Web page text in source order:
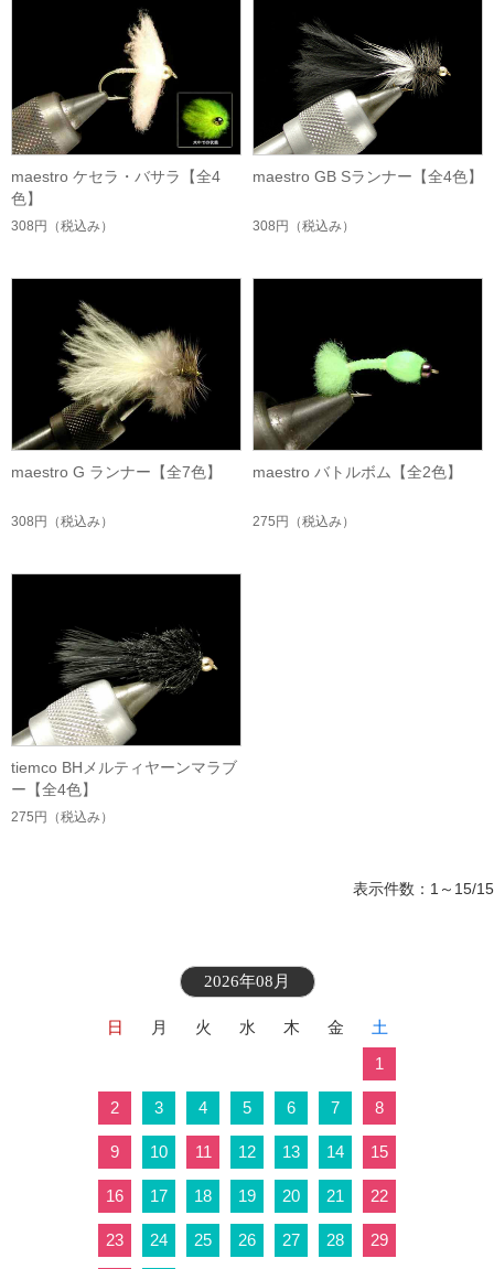
maestro ケセラ・バサラ【全4
色】
308円 （税込み）
maestro GB Sランナー【全4色】
308円 （税込み）
maestro G ランナー【全7色】
308円 （税込み）
maestro バトルボム【全2色】
275円 （税込み）
tiemco BHメルティヤーンマラブ
ー【全4色】
275円 （税込み）
表示件数：1～15/15
2026年08月
日 月 火 水 木 金
土
1
2 3 4 5 6 7 8
9 10 11 12 13 14 15
16 17 18 19 20 21 22
23 24 25 26 27 28 29